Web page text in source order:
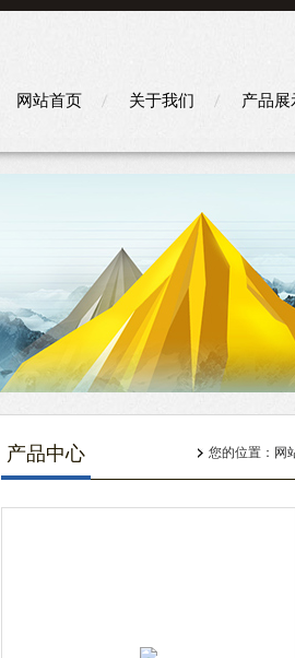
网站首页 关于我们 产品展
产品中心 您的位置： 网